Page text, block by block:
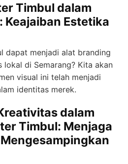
Timbul dalam
Keajaiban Estetika
dapat menjadi alat branding
di Semarang? Kita akan
visual ini telah menjadi
identitas merek.
dalam
Timbul: Menjaga